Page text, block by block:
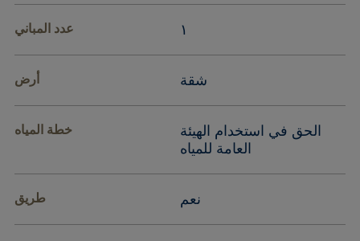
عدد المباني ١
أرض شقة
خطة المياه
الحق في استخدام الهيئة
العامة للمياه
طريق نعم